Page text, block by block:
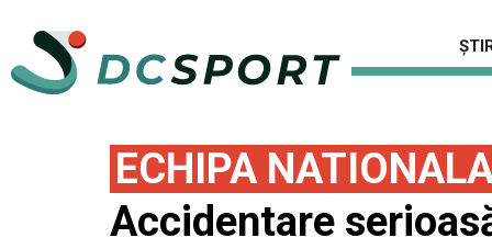
ECHIPA
Accidentare